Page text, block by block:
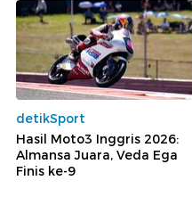
detikSport
Hasil Moto3 Inggris 2026:
Almansa Juara, Veda Ega
Finis ke-9